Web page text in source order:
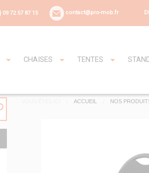
09 72 57 87 15 contact@pro-mob.fr
CHAISES TENTES
ACCUEIL NOS